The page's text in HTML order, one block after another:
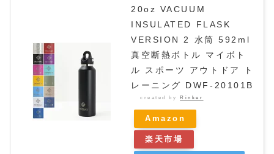
20oz VACUUM
INSULATED FLASK
VERSION 2 水筒 592ml
真空断熱ボトル マイボト
ル スポーツ アウトドア ト
レーニング DWF-20101B
created byRinker
Amazon
楽天市場